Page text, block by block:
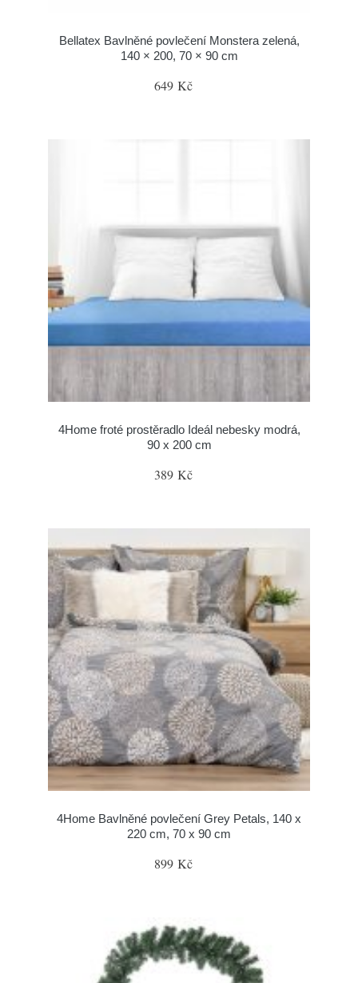
Bellatex Bavlněné povlečení Monstera zelená,
140 × 200, 70 × 90 cm
649 Kč
4Home froté prostěradlo Ideál nebesky modrá,
90 x 200 cm
389 Kč
4Home Bavlněné povlečení Grey Petals, 140 x
220 cm, 70 x 90 cm
899 Kč